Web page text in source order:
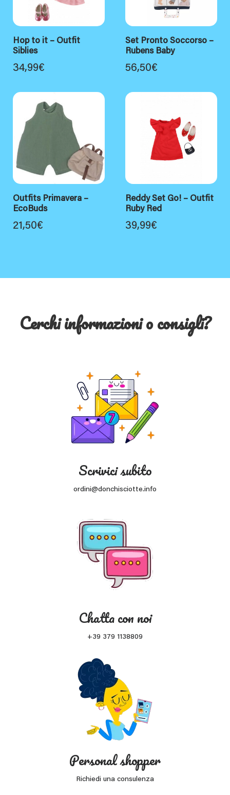
Hop to it – Outfit
Siblies
34,99€
Set Pronto Soccorso –
Rubens Baby
56,50€
Outfits Primavera –
EcoBuds
21,50€
Reddy Set Go! – Outfit
Ruby Red
39,99€
Cerchi informazioni o consigli?
Scrivici subito
ordini@donchisciotte.info
Chatta con noi
+39 379 1138809
Personal shopper
Richiedi una consulenza